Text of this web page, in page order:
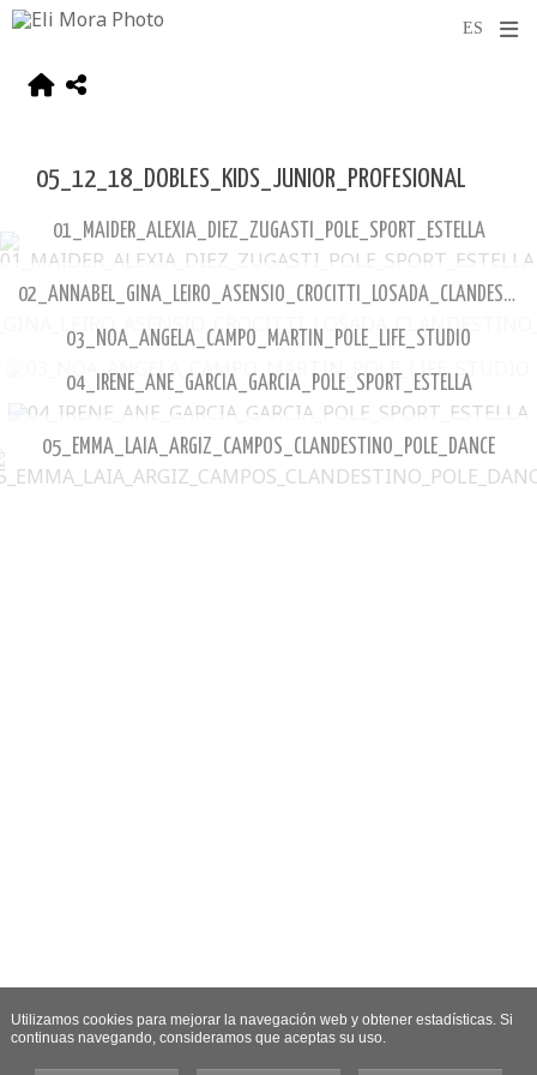
05_12_18_DOBLES_KIDS_JUNIOR_PROFESIONAL
01_MAIDER_ALEXIA_DIEZ_ZUGASTI_POLE_SPORT_ESTELLA
02_ANNABEL_GINA_LEIRO_ASENSIO_CROCITTI_LOSADA_CLANDESTINO_POLE_DANCE
03_NOA_ANGELA_CAMPO_MARTIN_POLE_LIFE_STUDIO
04_IRENE_ANE_GARCIA_GARCIA_POLE_SPORT_ESTELLA
05_EMMA_LAIA_ARGIZ_CAMPOS_CLANDESTINO_POLE_DANCE
Utilizamos cookies para mejorar la navegación web y obtener estadísticas. Si
continuas navegando, consideramos que aceptas su uso.